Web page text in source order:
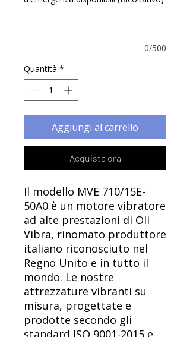
0/500
Quantità *
Aggiungi al carrello
Acquista ora
Il modello MVE 710/15E-
50A0 è un motore vibratore
ad alte prestazioni di Oli
Vibra, rinomato produttore
italiano riconosciuto nel
Regno Unito e in tutto il
mondo. Le nostre
attrezzature vibranti su
misura, progettate e
prodotte secondo gli
standard ISO 9001-2015 e